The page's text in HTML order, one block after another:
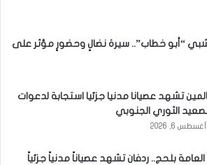
“أبو خطاب”.. سيرة نضالٍ وحضورٍ مؤثر على
تشهد عصيانا مدنيا جزئيا استجابة لدعوات
الثوري الجنوبي
أغسطس 6, 2026
العامة بلحج.. ردفان تشهد عصياناً مدنياً جزئياً